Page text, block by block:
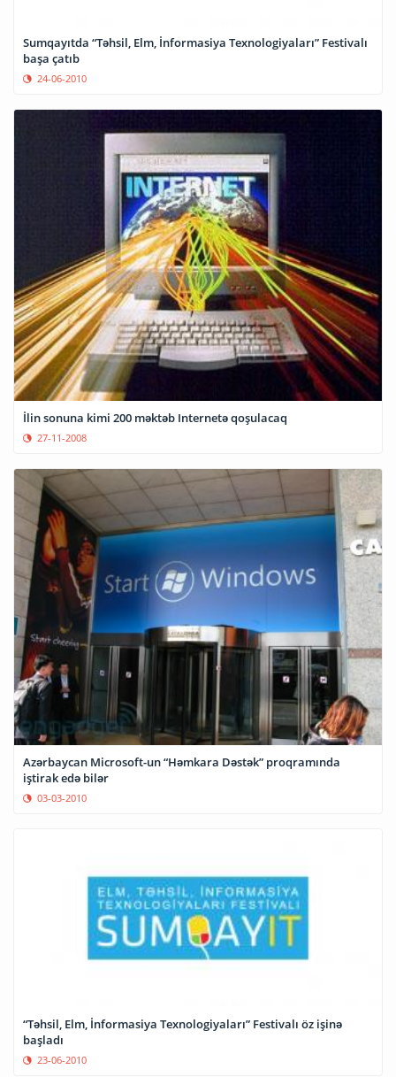
Sumqayıtda “Təhsil, Elm, İnformasiya Texnologiyaları” Festivalı
başa çatıb
24-06-2010
İlin sonuna kimi 200 məktəb Internetə qoşulacaq
27-11-2008
Azərbaycan Microsoft-un “Həmkara Dəstək” proqramında
iştirak edə bilər
03-03-2010
“Təhsil, Elm, İnformasiya Texnologiyaları” Festivalı öz işinə
başladı
23-06-2010